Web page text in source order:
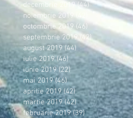
decembrie 2019 (44)44 postări
noiembrie 2019
42 postări
octombrie 2019 (46) 46 postări
septembrie 2019 (42)42 postări
august 2019 (44) 44 postări
iulie 2019 (46) 46 postări
iunie 2019 (22) 22 postări
mai 2019 (46)46 postări
aprilie 2019 (42)42 postări
martie 2019 (42)42 postări
februarie 2019 (39)39 postări